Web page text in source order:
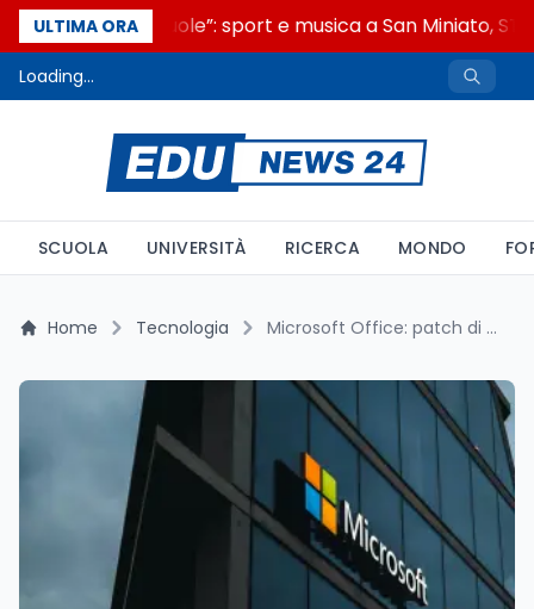
ULTIMA ORA
“Noi siamo le Scuole”: sport e musica a San Miniato,
Loading...
SCUOLA UNIVERSITÀ RICERCA MONDO
Home Tecnologia Microsoft Office: patch di emergenza e nuove contromisure contro la falla zero-day CVE-2026-21509